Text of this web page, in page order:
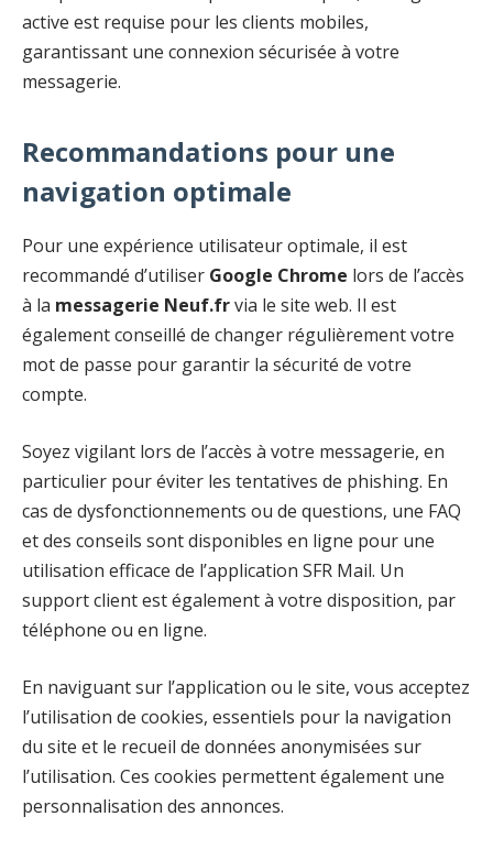
active est requise pour les clients mobiles,
garantissant une connexion sécurisée à votre
messagerie.
Recommandations pour une
navigation optimale
Pour une expérience utilisateur optimale, il est
recommandé d’utiliser Google Chrome lors de l’accès
à la messagerie Neuf.frvia le site web. Il est
également conseillé de changer régulièrement votre
mot de passe pour garantir la sécurité de votre
compte.
Soyez vigilant lors de l’accès à votre messagerie, en
particulier pour éviter les tentatives de phishing. En
cas de dysfonctionnements ou de questions, une FAQ
et des conseils sont disponibles en ligne pour une
utilisation efficace de l’application SFR Mail. Un
support client est également à votre disposition, par
téléphone ou en ligne.
En naviguant sur l’application ou le site, vous acceptez
l’utilisation de cookies, essentiels pour la navigation
du site et le recueil de données anonymisées sur
l’utilisation. Ces cookies permettent également une
personnalisation des annonces.